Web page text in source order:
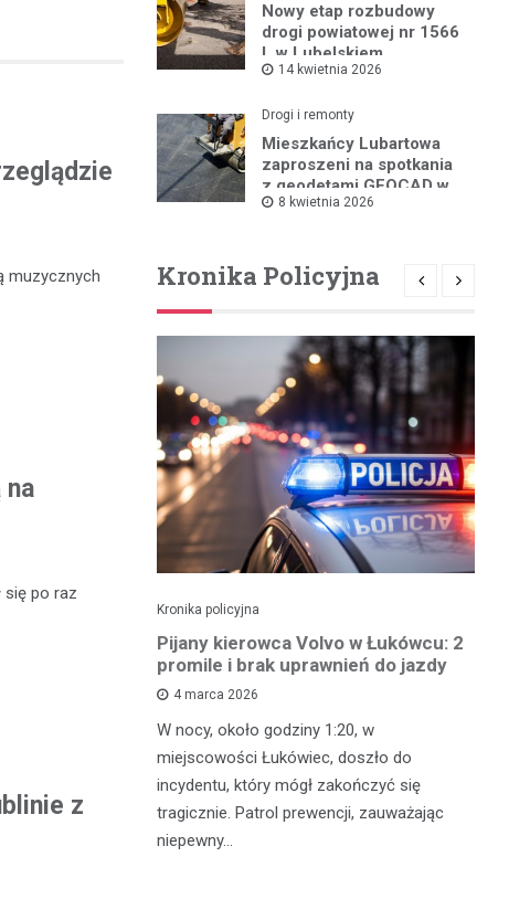
muzycznych
na
się po raz
z
Nowy etap rozbudowy
drogi powiatowej nr 1566
L w Lubelskiem
14 kwietnia 2026
Drogi i remonty
Mieszkańcy Lubartowa
zaproszeni na spotkania
z geodetami GEOCAD w
sprawie budowy S19
8 kwietnia 2026
Kronika Policyjna
Kronika policyjna
Pijany kierowca Volvo w Łukówcu: 2
promile i brak uprawnień do jazdy
4 marca 2026
W nocy, około godziny 1:20, w
miejscowości Łukówiec, doszło do
incydentu, który mógł zakończyć się
tragicznie. Patrol prewencji, zauważając
niepewny…